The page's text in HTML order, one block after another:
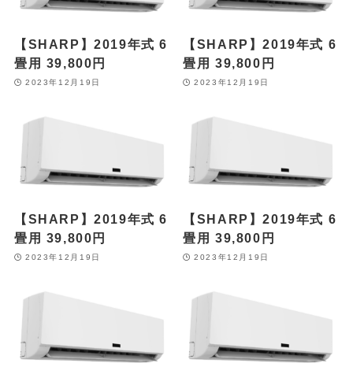
【SHARP】2019年式 6
畳用 39,800円
2023年12月19日
【SHARP】2019年式 6
畳用 39,800円
2023年12月19日
【SHARP】2019年式 6
畳用 39,800円
2023年12月19日
【SHARP】2019年式 6
畳用 39,800円
2023年12月19日